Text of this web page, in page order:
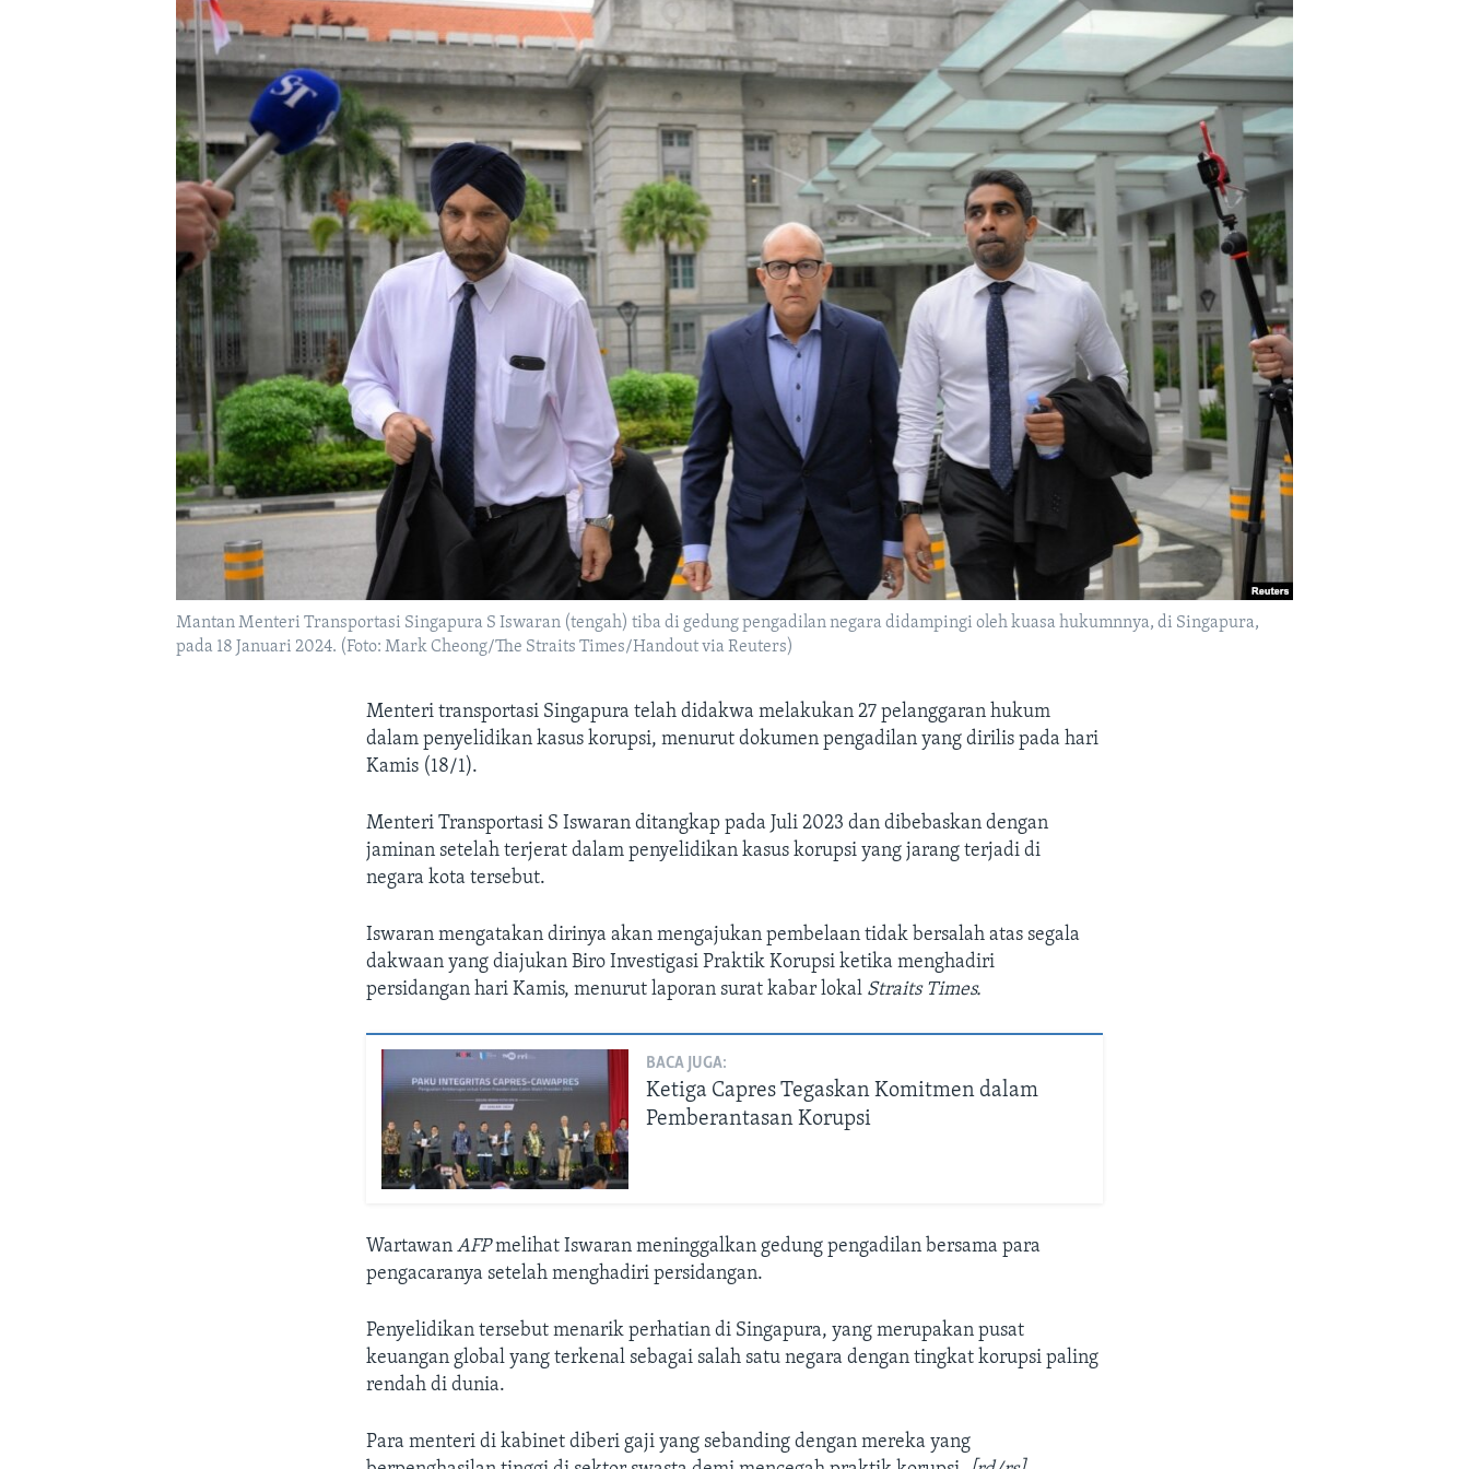
Mantan Menteri Transportasi Singapura S Iswaran (tengah) tiba di gedung pengadilan negara didampingi oleh kuasa hukumnnya, di Singapura,
pada 18 Januari 2024. (Foto: Mark Cheong/The Straits Times/Handout via Reuters)
Menteri transportasi Singapura telah didakwa melakukan 27 pelanggaran hukum
dalam penyelidikan kasus korupsi, menurut dokumen pengadilan yang dirilis pada hari
Kamis (18/1).
Menteri Transportasi S Iswaran ditangkap pada Juli 2023 dan dibebaskan dengan
jaminan setelah terjerat dalam penyelidikan kasus korupsi yang jarang terjadi di
negara kota tersebut.
Iswaran mengatakan dirinya akan mengajukan pembelaan tidak bersalah atas segala
dakwaan yang diajukan Biro Investigasi Praktik Korupsi ketika menghadiri
persidangan hari Kamis, menurut laporan surat kabar lokal Straits Times.
BACA JUGA:
Ketiga Capres Tegaskan Komitmen dalam
Pemberantasan Korupsi
WartawanAFPmelihat Iswaran meninggalkan gedung pengadilan bersama para
pengacaranya setelah menghadiri persidangan.
Penyelidikan tersebut menarik perhatian di Singapura, yang merupakan pusat
keuangan global yang terkenal sebagai salah satu negara dengan tingkat korupsi paling
rendah di dunia.
Para menteri di kabinet diberi gaji yang sebanding dengan mereka yang